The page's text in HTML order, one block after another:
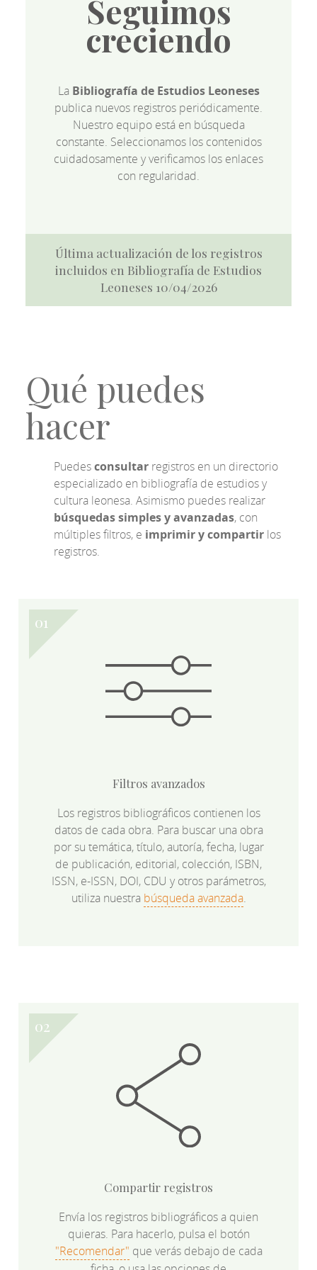
Seguimos
creciendo
La Bibliografía de Estudios Leoneses
publica nuevos registros periódicamente.
Nuestro equipo está en búsqueda
constante. Seleccionamos los contenidos
cuidadosamente y verificamos los enlaces
con regularidad.
Última actualización de los registros
incluidos en Bibliografía de Estudios
Leoneses 10/04/2026
Qué puedes
hacer
Puedesconsultar registros en un directorio
especializado en bibliografía de estudios y
cultura leonesa. Asimismo puedes realizar
búsquedas simples y avanzadas, con
múltiples filtros, e imprimir y compartir los
registros.
Filtros avanzados
Los registros bibliográficos contienen los
datos de cada obra. Para buscar una obra
por su temática, título, autoría, fecha, lugar
de publicación, editorial, colección, ISBN,
ISSN, e-ISSN, DOI, CDU y otros parámetros,
utiliza nuestra búsqueda avanzada.
Compartir registros
Envía los registros bibliográficos a quien
quieras. Para hacerlo, pulsa el botón
"Recomendar" que verás debajo de cada